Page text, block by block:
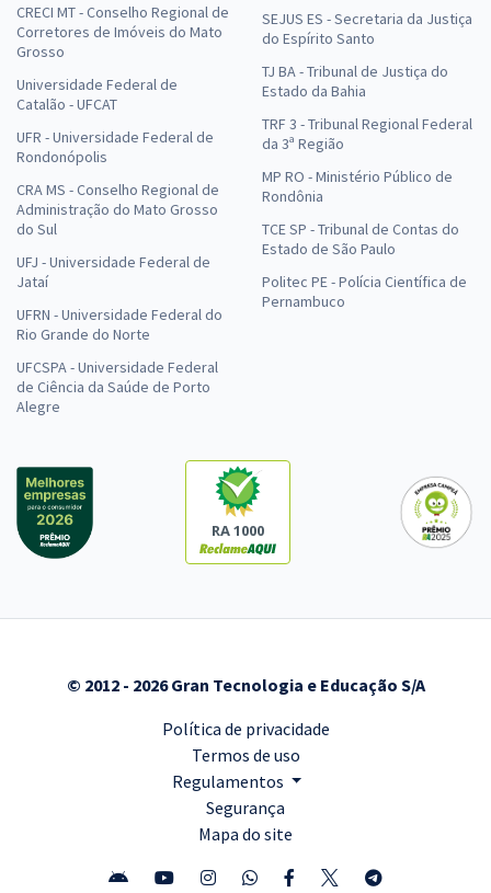
CRECI MT - Conselho Regional de
Corretores de Imóveis do Mato
Grosso
Universidade Federal de
Catalão - UFCAT
UFR - Universidade Federal de
Rondonópolis
CRA MS - Conselho Regional de
Administração do Mato Grosso
do Sul
UFJ - Universidade Federal de
Jataí
UFRN - Universidade Federal do
Rio Grande do Norte
UFCSPA - Universidade Federal
de Ciência da Saúde de Porto
Alegre
SEJUS ES - Secretaria da Justiça
do Espírito Santo
TJ BA - Tribunal de Justiça do
Estado da Bahia
TRF 3 - Tribunal Regional Federal
da 3ª Região
MP RO - Ministério Público de
Rondônia
TCE SP - Tribunal de Contas do
Estado de São Paulo
Politec PE - Polícia Científica de
Pernambuco
RA 1000
© 2012 - 2026 Gran Tecnologia e Educação S/A
Política de privacidade
Termos de uso
Regulamentos
Segurança
Mapa do site